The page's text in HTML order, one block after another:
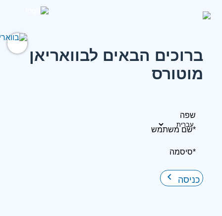
ברוכים הבאים לבוואריאן
מוטורס
שפה
*שם משתמש
*סיסמה
כניסה keyboard_arrow_right